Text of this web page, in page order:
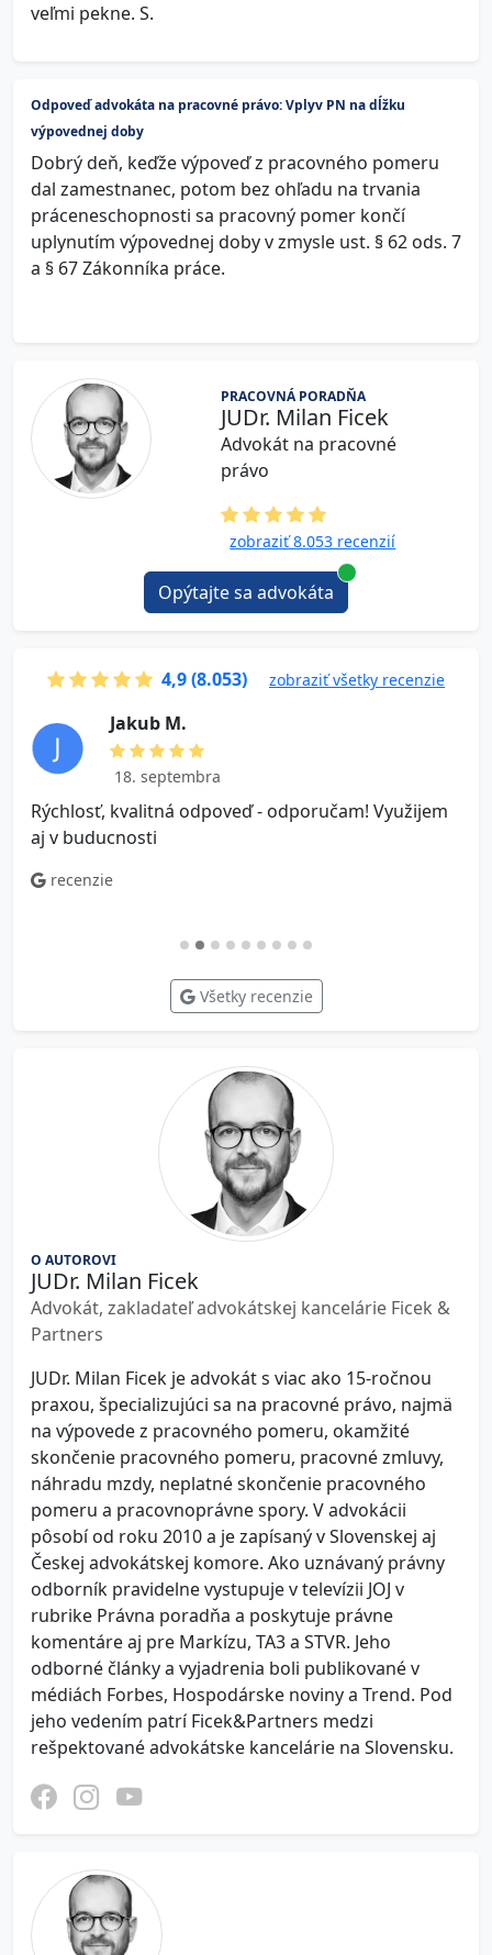
veľmi pekne. S.
Odpoveď advokáta na pracovné právo: Vplyv PN na dĺžku
výpovednej doby
Dobrý deň, keďže výpoveď z pracovného pomeru
dal zamestnanec, potom bez ohľadu na trvania
práceneschopnosti sa pracovný pomer končí
uplynutím výpovednej doby v zmysle ust. § 62 ods. 7
a § 67 Zákonníka práce.
PRACOVNÁ PORADŇA
JUDr. Milan Ficek
Advokát na pracovné
právo
zobraziť 8.053 recenzií
Opýtajte sa advokáta
4,9 (8.053) zobraziť všetky recenzie
J a k u b M .
18. septembra
Rýchlosť, kvalitná odpoveď - odporučam! Využijem
aj v buducnosti
recenzie
Všetky recenzie
O AUTOROVI
JUDr. Milan Ficek
Advokát, zakladateľ advokátskej kancelárie Ficek &
Partners
JUDr. Milan Ficek je advokát s viac ako 15-ročnou
praxou, špecializujúci sa na pracovné právo, najmä
na výpovede z pracovného pomeru, okamžité
skončenie pracovného pomeru, pracovné zmluvy,
náhradu mzdy, neplatné skončenie pracovného
pomeru a pracovnoprávne spory. V advokácii
pôsobí od roku 2010 a je zapísaný v Slovenskej aj
Českej advokátskej komore. Ako uznávaný právny
odborník pravidelne vystupuje v televízii JOJ v
rubrike Právna poradňa a poskytuje právne
komentáre aj pre Markízu, TA3 a STVR. Jeho
odborné články a vyjadrenia boli publikované v
médiách Forbes, Hospodárske noviny a Trend. Pod
jeho vedením patrí Ficek&Partners medzi
rešpektované advokátske kancelárie na Slovensku.